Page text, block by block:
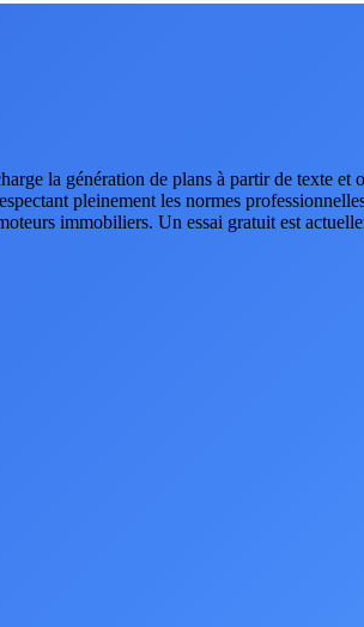
la génération de plans à partir de texte et
pleinement les normes
immobiliers. Un essai gratuit est